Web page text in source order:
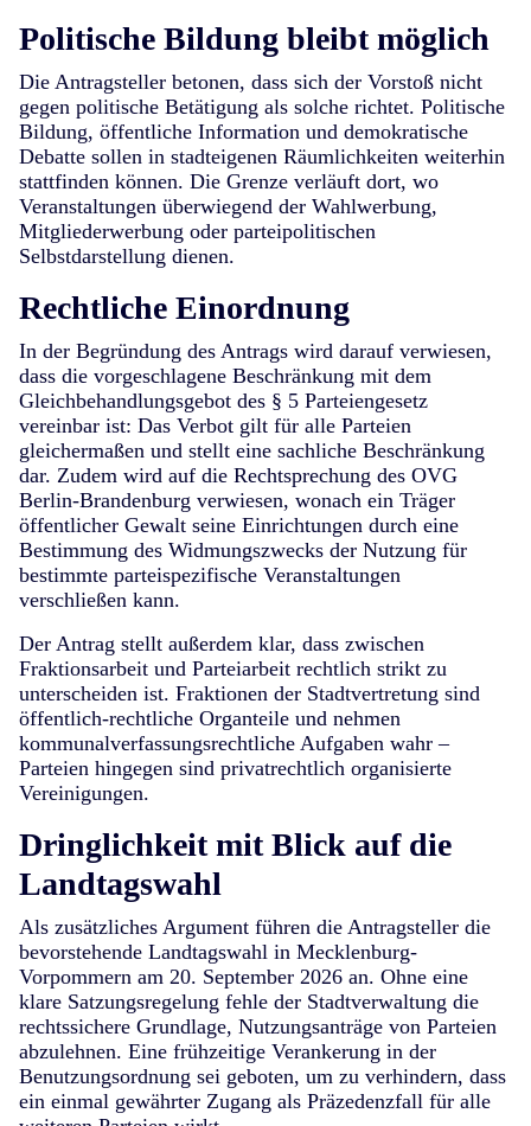
Politische Bildung bleibt möglich
Die Antragsteller betonen, dass sich der Vorstoß nicht
gegen politische Betätigung als solche richtet. Politische
Bildung, öffentliche Information und demokratische
Debatte sollen in stadteigenen Räumlichkeiten weiterhin
stattfinden können. Die Grenze verläuft dort, wo
Veranstaltungen überwiegend der Wahlwerbung,
Mitgliederwerbung oder parteipolitischen
Selbstdarstellung dienen.
Rechtliche Einordnung
In der Begründung des Antrags wird darauf verwiesen,
dass die vorgeschlagene Beschränkung mit dem
Gleichbehandlungsgebot des § 5 Parteiengesetz
vereinbar ist: Das Verbot gilt für alle Parteien
gleichermaßen und stellt eine sachliche Beschränkung
dar. Zudem wird auf die Rechtsprechung des OVG
Berlin-Brandenburg verwiesen, wonach ein Träger
öffentlicher Gewalt seine Einrichtungen durch eine
Bestimmung des Widmungszwecks der Nutzung für
bestimmte parteispezifische Veranstaltungen
verschließen kann.
Der Antrag stellt außerdem klar, dass zwischen
Fraktionsarbeit und Parteiarbeit rechtlich strikt zu
unterscheiden ist. Fraktionen der Stadtvertretung sind
öffentlich-rechtliche Organteile und nehmen
kommunalverfassungsrechtliche Aufgaben wahr –
Parteien hingegen sind privatrechtlich organisierte
Vereinigungen.
Dringlichkeit mit Blick auf die
Landtagswahl
Als zusätzliches Argument führen die Antragsteller die
bevorstehende Landtagswahl in Mecklenburg-
Vorpommern am 20. September 2026 an. Ohne eine
klare Satzungsregelung fehle der Stadtverwaltung die
rechtssichere Grundlage, Nutzungsanträge von Parteien
abzulehnen. Eine frühzeitige Verankerung in der
Benutzungsordnung sei geboten, um zu verhindern, dass
ein einmal gewährter Zugang als Präzedenzfall für alle